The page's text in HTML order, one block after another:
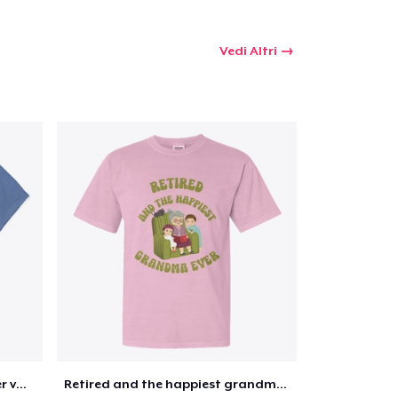
Vedi Altri
Retirement 365 days of summer vacation Retired and the happiest grandma ever